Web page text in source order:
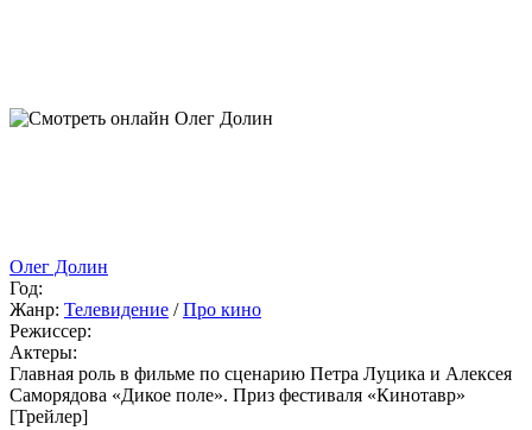
Олег Долин
Год:
Жанр: Телевидение /Про кино
Режиссер:
Актеры:
Главная роль в фильме по сценарию Петра Луцика и Алексея
Саморядова «Дикое поле». Приз фестиваля «Кинотавр»
[Трейлер]